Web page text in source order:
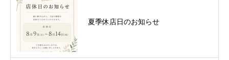
夏季休店日のお知らせ